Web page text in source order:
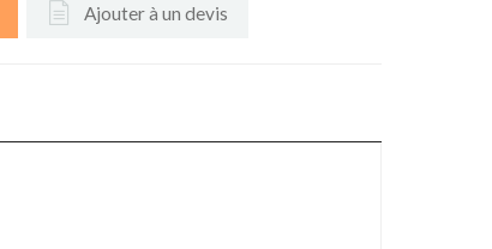
Ajouter à un devis